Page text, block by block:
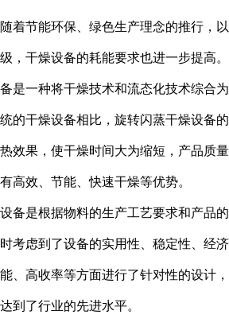
随着节能环保、绿色生产理念的推行，
级，干燥设备的耗能要求也进一步提高
备是一种将干燥技术和流态化技术综合
统的干燥设备相比，旋转闪蒸干燥设备
热效果，使干燥时间大为缩短，产品质
有高效、节能、快速干燥等优势。
设备是根据物料的生产工艺要求和产品
时考虑到了设备的实用性、稳定性、经
能、高收率等方面进行了针对性的设计
达到了行业的先进水平。